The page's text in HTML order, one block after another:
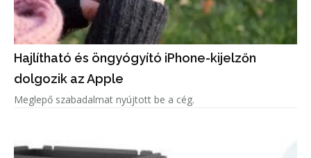
Hajlítható és öngyógyító iPhone-kijelzőn
dolgozik az Apple
Meglepő szabadalmat nyújtott be a cég.